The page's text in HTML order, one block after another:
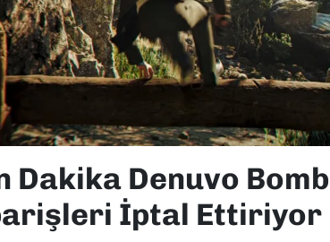
Dakika Denuvo
İptal Ettiriyor